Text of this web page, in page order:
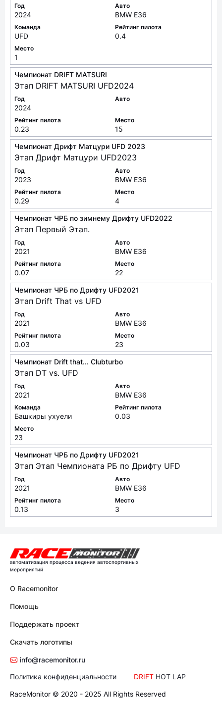
Год
2024
Авто
BMW E36
Команда
UFD
Рейтинг пилота
0.4
Место
1
Чемпионат DRIFT MATSURI
Этап DRIFT MATSURI UFD2024
Год
2024
Авто
Рейтинг пилота
0.23
Место
15
Чемпионат Дрифт Матцури UFD 2023
Этап Дрифт Матцури UFD2023
Год
2023
Авто
BMW E36
Рейтинг пилота
0.29
Место
4
Чемпионат ЧРБ по зимнему Дрифту UFD2022
Этап Первый Этап.
Год
2021
Авто
BMW E36
Рейтинг пилота
0.07
Место
22
Чемпионат ЧРБ по Дрифту UFD2021
Этап Drift That vs UFD
Год
2021
Авто
BMW E36
Рейтинг пилота
0.03
Место
23
Чемпионат Drift that... Clubturbo
Этап DT vs. UFD
Год
2021
Авто
BMW E36
Команда
Башкиры ухуели
Рейтинг пилота
0.03
Место
23
Чемпионат ЧРБ по Дрифту UFD2021
Этап Этап Чемпионата РБ по Дрифту UFD
Год
2021
Авто
BMW E36
Рейтинг пилота
0.13
Место
3
автоматизация процесса ведения автоспортивных
мероприятий
О Racemonitor
Помощь
Поддержать проект
Скачать логотипы
info@racemonitor.ru
Политика конфиденциальности
DRIFT HOT LAP
RaceMonitor © 2020 - 2025 All Rights Reserved